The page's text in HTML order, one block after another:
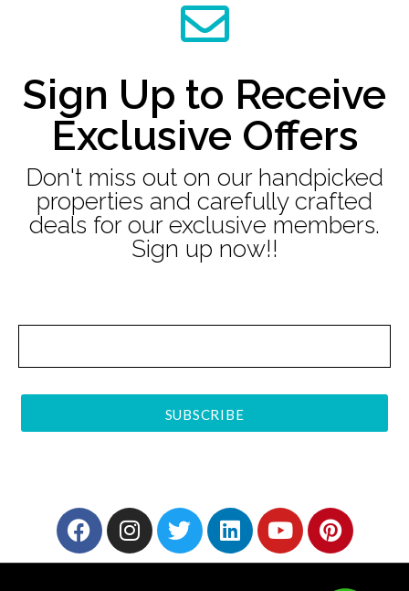
Sign Up to Receive
Exclusive Offers
Don't miss out on our handpicked
properties and carefully crafted
deals for our exclusive members.
Sign up now!!
SUBSCRIBE